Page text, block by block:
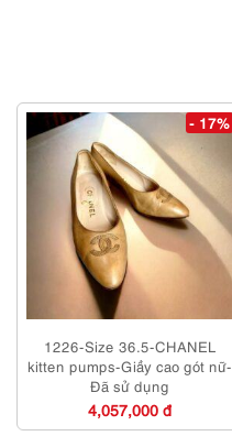
- 17%
1226-Size 36.5-CHANEL
kitten pumps-Giầy cao gót nữ-
Đã sử dụng
4,057,000 đ